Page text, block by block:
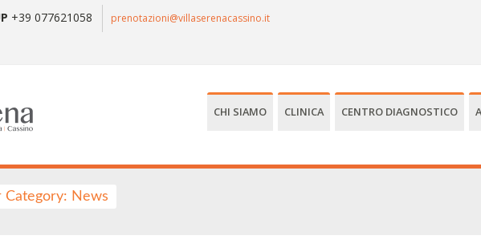
+39 077621058 prenotazioni@villaserenacassino.it
CHI SIAMO CLINICA CENTRO DIAGNOSTICO
News